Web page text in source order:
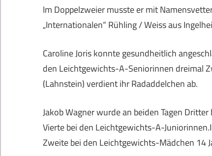
Im Doppelzweier musste er mit
„Internationalen“ Rühling / Weiss aus
Caroline Joris konnte gesundheitlich
den Leichtgewichts-A-Seniorinnen dreimal
(Lahnstein) verdient ihr Radaddelchen ab.
Jakob Wagner wurde an beiden Tagen
Vierte bei den Leichtgewichts-A-
Zweite bei den Leichtgewichts-Mädchen 14